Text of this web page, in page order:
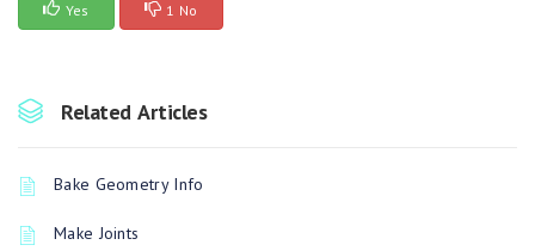
Yes 1 No
Related Articles
Bake Geometry Info
Make Joints